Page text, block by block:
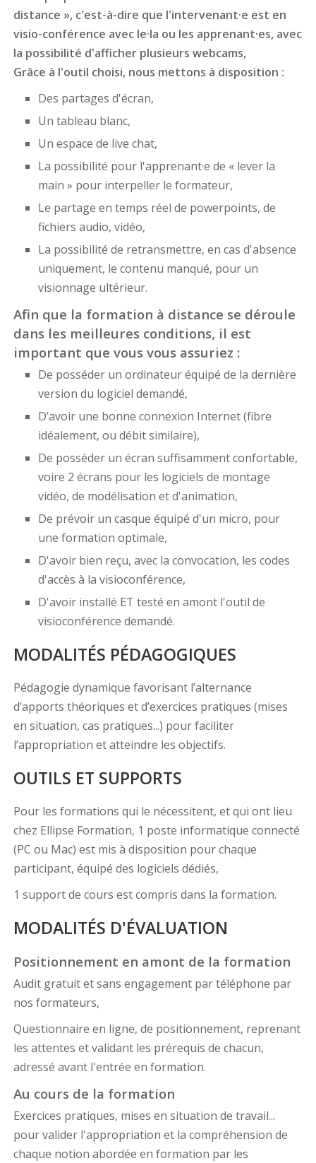
distance », c'est-à-dire que l'intervenant·e est en
visio-conférence avec le·la ou les apprenant·es, avec
la possibilité d'afficher plusieurs webcams,
Grâce à l'outil choisi, nous mettons à disposition :
Des partages d'écran,
Un tableau blanc,
Un espace de live chat,
La possibilité pour l'apprenant·e de « lever la
main » pour interpeller le formateur,
Le partage en temps réel de powerpoints, de
fichiers audio, vidéo,
La possibilité de retransmettre, en cas d'absence
uniquement, le contenu manqué, pour un
visionnage ultérieur.
Afin que la formation à distance se déroule
dans les meilleures conditions, il est
important que vous vous assuriez :
De posséder un ordinateur équipé de la dernière
version du logiciel demandé,
D’avoir une bonne connexion Internet (fibre
idéalement, ou débit similaire),
De posséder un écran suffisamment confortable,
voire 2 écrans pour les logiciels de montage
vidéo, de modélisation et d'animation,
De prévoir un casque équipé d'un micro, pour
une formation optimale,
D'avoir bien reçu, avec la convocation, les codes
d'accès à la visioconférence,
D'avoir installé ET testé en amont l'outil de
visioconférence demandé.
MODALITÉS PÉDAGOGIQUES
Pédagogie dynamique favorisant l’alternance
d’apports théoriques et d’exercices pratiques (mises
en situation, cas pratiques...) pour faciliter
l’appropriation et atteindre les objectifs.
OUTILS ET SUPPORTS
Pour les formations qui le nécessitent, et qui ont lieu
chez Ellipse Formation, 1 poste informatique connecté
(PC ou Mac) est mis à disposition pour chaque
participant, équipé des logiciels dédiés,
1 support de cours est compris dans la formation.
MODALITÉS D'ÉVALUATION
Positionnement en amont de la formation
Audit gratuit et sans engagement par téléphone par
nos formateurs,
Questionnaire en ligne, de positionnement, reprenant
les attentes et validant les prérequis de chacun,
adressé avant l'entrée en formation.
Au cours de la formation
Exercices pratiques, mises en situation de travail...
pour valider l'appropriation et la compréhension de
chaque notion abordée en formation par les